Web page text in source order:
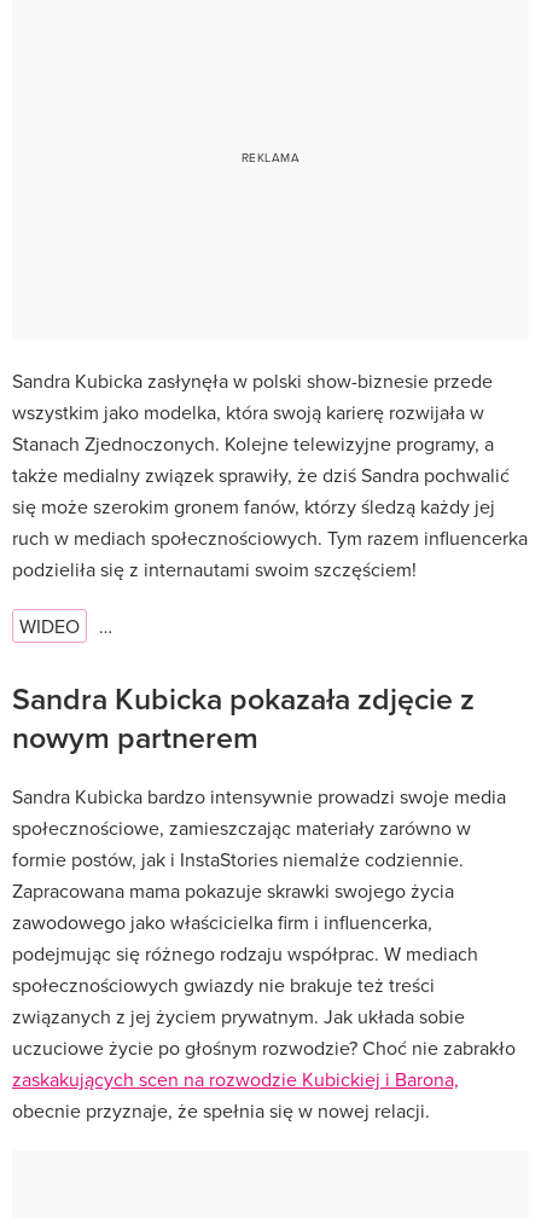
Sandra Kubicka zasłynęła w polski show-biznesie przede
wszystkim jako modelka, która swoją karierę rozwijała w
Stanach Zjednoczonych. Kolejne telewizyjne programy, a
także medialny związek sprawiły, że dziś Sandra pochwalić
się może szerokim gronem fanów, którzy śledzą każdy jej
ruch w mediach społecznościowych. Tym razem influencerka
podzieliła się z internautami swoim szczęściem!
WIDEO …
Sandra Kubicka pokazała zdjęcie z
nowym partnerem
Sandra Kubicka bardzo intensywnie prowadzi swoje media
społecznościowe, zamieszczając materiały zarówno w
formie postów, jak i InstaStories niemalże codziennie.
Zapracowana mama pokazuje skrawki swojego życia
zawodowego jako właścicielka firm i influencerka,
podejmując się różnego rodzaju współprac. W mediach
społecznościowych gwiazdy nie brakuje też treści
związanych z jej życiem prywatnym. Jak układa sobie
uczuciowe życie po głośnym rozwodzie? Choć nie zabrakło
zaskakujących scen na rozwodzie Kubickiej i Barona,
obecnie przyznaje, że spełnia się w nowej relacji.